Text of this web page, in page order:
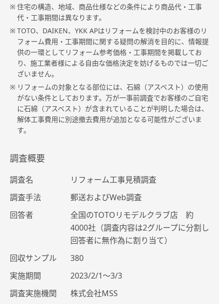
※ 住宅の構造、地域、商品仕様などの条件により商品代・工事
代・工事期間は異なります。
※ TOTO、DAIKEN、YKK APはリフォームを検討中のお客様のリ
フォーム費用・工事期間に関する疑問の解消を目的に、情報提
供の一環としてリフォーム参考価格・工事期間を掲載してお
り、施工業者様による自由な価格決定を妨げるものでは一切ご
ざいません。
※ リフォームの対象となる部位には、石綿（アスベスト）の使用
がない条件としております。万が一事前調査でお客様のご自宅
に石綿（アスベスト）が含まれていることが判明した場合は、
解体工事費用に別途撤去費用が追加となる可能性がございま
す。
調査概要
調査名
リフォーム工事見積調査
調査手法
郵送およびWeb調査
回答者
全国のTOTOリモデルクラブ店 約
4000社（調査内容は2グループに分割し
回答者に無作為に割り当て）
回収サンプル
380
実施期間
2023/2/1～3/3
調査実施機関
株式会社MSS